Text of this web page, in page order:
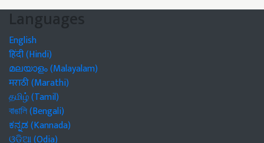
Languages
English
हिंदी (Hindi)
മലയാളം (Malayalam)
मराठी (Marathi)
தமிழ் (Tamil)
বাঙালি (Bengali)
ಕನ್ನಡ (Kannada)
ଓଡିଆ (Odia)